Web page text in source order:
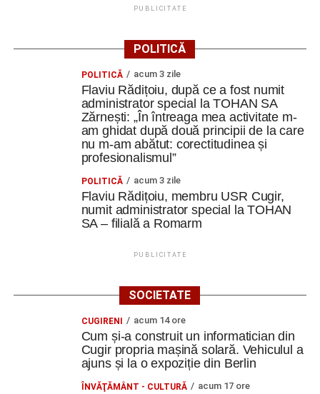
PUBLICITATE
POLITICĂ
POLITICĂ acum 3 zile
Flaviu Rădițoiu, după ce a fost numit
administrator special la TOHAN SA
Zărnești: „În întreaga mea activitate m-
am ghidat după două principii de la care
nu m-am abătut: corectitudinea și
profesionalismul”
POLITICĂ acum 3 zile
Flaviu Rădițoiu, membru USR Cugir,
numit administrator special la TOHAN
SA – filială a Romarm
PUBLICITATE
SOCIETATE
CUGIRENI acum 14 ore
Cum și-a construit un informatician din
Cugir propria mașină solară. Vehiculul a
ajuns și la o expoziție din Berlin
ÎNVĂŢĂMÂNT - CULTURĂ acum 17 ore